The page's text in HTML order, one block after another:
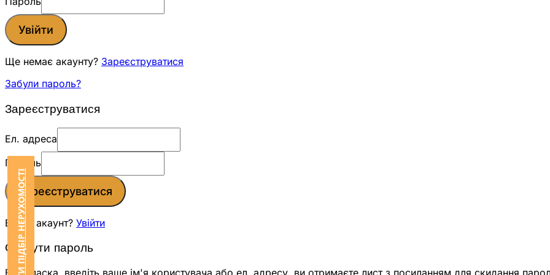
ЗАМОВИТИ ПІДБІР НЕРУХОМОСТІ
Увійти
Ще немає акаунту? Зареєструватися
Забули пароль?
Зареєструватися
Ел. адреса
Пароль
Зареєструватися
Вже є акаунт? Увійти
Скинути пароль
Будь ласка, введіть ваше ім'я користувача або ел. адресу, ви отримаєте лист з посиланням для скидання